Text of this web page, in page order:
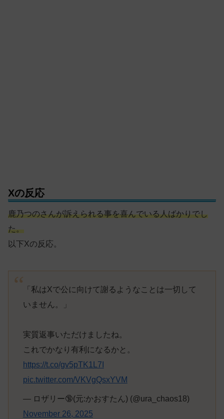
Xの反応
鹿乃つのさんが訴えられる事を喜んでいる人ばかりでし
た。
以下Xの反応。
「私はXで公に向けて謝るようなことは一切して
いません。」
実質返事いただけましたね。
これでかなり有利になるかと。
https://t.co/gv5pTK1L7I
pic.twitter.com/VKVgQsxYVM
— ロザリー🔞(元:かおすたん) (@ura_chaos18)
November 26, 2025